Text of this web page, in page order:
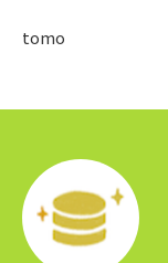
tomo